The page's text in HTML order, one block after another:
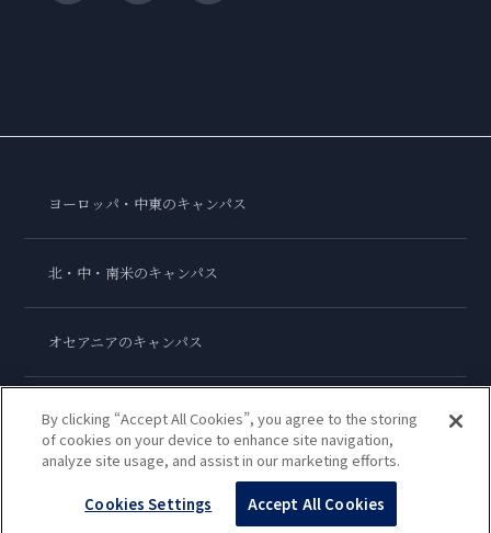
ヨーロッパ・中東のキャンパス
北・中・南米のキャンパス
オセアニアのキャンパス
アジアのキャンパス
ル・コルドン・ブルー・インターナショナル
Le Cordon Bleu International B.V.All Rights Reserved.
By clicking “Accept All Cookies”, you agree to the storing
of cookies on your device to enhance site navigation,
analyze site usage, and assist in our marketing efforts.
Cookies Settings Accept All Cookies